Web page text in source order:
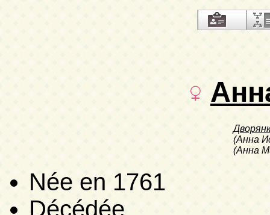
(Анна
(Анна
Née en 1761
Décédée